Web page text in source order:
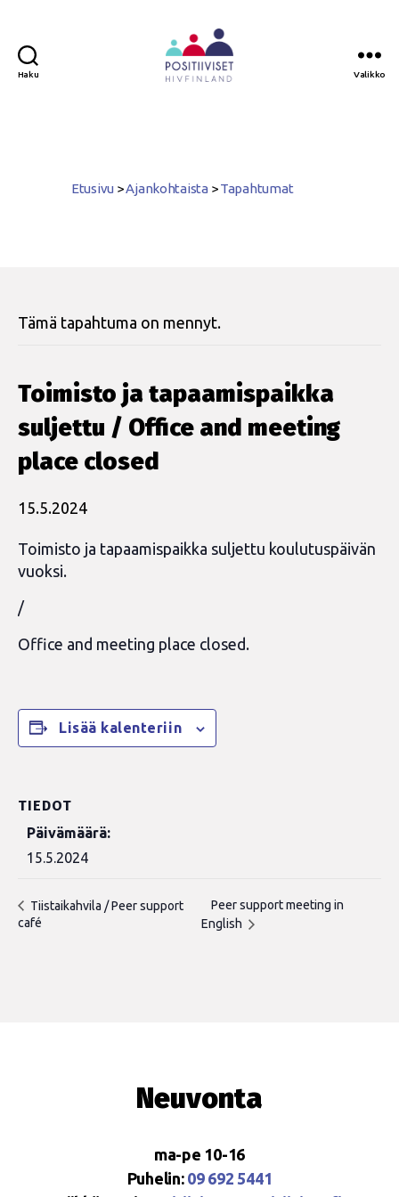
Haku Valikko
Etusivu >Ajankohtaista >Tapahtumat
Tämä tapahtuma on mennyt.
Toimisto ja tapaamispaikka
suljettu / Office and meeting
place closed
15.5.2024
Toimisto ja tapaamispaikka suljettu koulutuspäivän
vuoksi.
/
Office and meeting place closed.
Lisää kalenteriin
TIEDOT
Päivämäärä:
15.5.2024
Tiistaikahvila / Peer support
café
Peer support meeting in
English
Neuvonta
ma-pe 10-16
Puhelin: 09 692 5441